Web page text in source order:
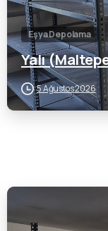
Eşya Depolama
Yalı
5 Ağustos 2026